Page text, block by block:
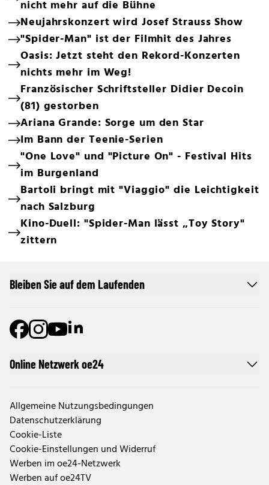
nicht mehr auf die Bühne
Neujahrskonzert wird Josef Strauss Show
"Spider-Man" ist der Filmhit des Jahres
Oasis: Jetzt steht den Rekord-Konzerten
nichts mehr im Weg!
Französischer Schriftsteller Didier Decoin
(81) gestorben
Ariana Grande: Sorge um den Star
Im Bann der Teenie-Serien
"One Love" und "Picture On" - Festival Hits
im Burgenland
Bartoli bringt mit "Viaggio" die Leichtigkeit
nach Salzburg
Kino-Duell: "Spider-Man lässt „Toy Story"
zittern
Online Netzwerk oe24
Allgemeine Nutzungsbedingungen
Datenschutzerklärung
Cookie-Liste
Cookie-Einstellungen und Widerruf
Werben im oe24-Netzwerk
Werben auf oe24TV
Bleiben Sie auf dem Laufenden